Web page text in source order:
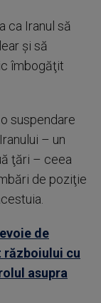
ca Iranul să
şi să
îmbogăţit
suspendare
– un
ţări – ceea
de poziţie
de
războiului cu
asupra